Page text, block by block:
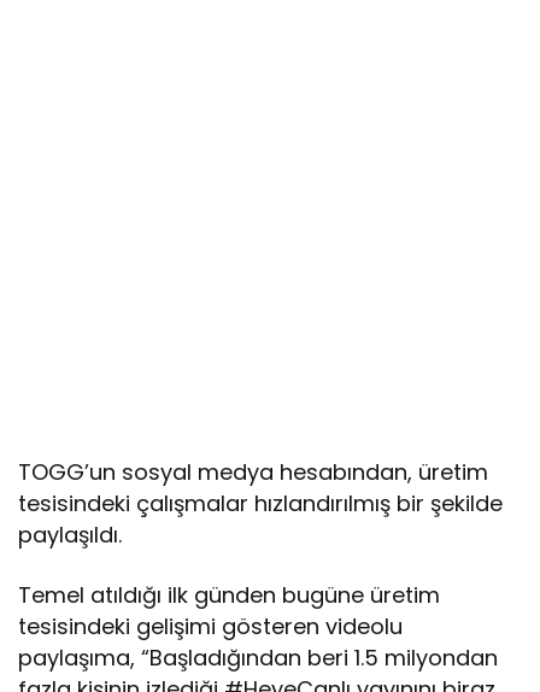
TOGG’un sosyal medya hesabından, üretim
tesisindeki çalışmalar hızlandırılmış bir şekilde
paylaşıldı.
Temel atıldığı ilk günden bugüne üretim
tesisindeki gelişimi gösteren videolu
paylaşıma, “Başladığından beri 1.5 milyondan